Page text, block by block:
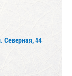
Северная, 44